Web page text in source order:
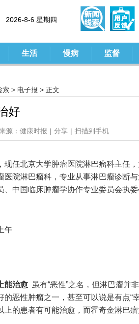
2026-8-6 星期四
生活 慢病 监督
索 > 电子报 > 正文
好
来源：健康时报 | 分享 | 扫描到手机
现任北京大学肿瘤医院淋巴瘤科主任
医院淋巴瘤科，专业从事淋巴瘤诊断
、中国临床肿瘤学协作专业委员会执
午
能治愈 虽有“恶性”之名，但淋巴瘤并
的恶性肿瘤之一，甚至可以说是有点“
上的患者有可能治愈，而霍奇金淋巴